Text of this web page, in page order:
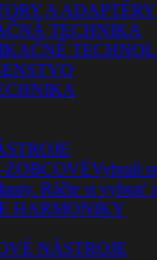
A ADAPTÉRY
TECHNIKA
Vybrali
Ráčte si vybrať
HARMONIKY
NÁSTROJE